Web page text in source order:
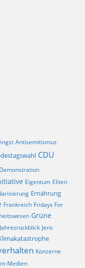
Antisemitismus
CDU
Demonstration
Eigentum Eliten
Ernährung
Frankreich Fridays For
Grüne
Jahresrückblick Jens
Konzerne
Medien